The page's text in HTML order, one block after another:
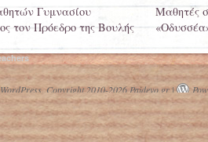
Γυμνασίου
τον Πρόεδρο της Βουλής
τα Εξάρχεια: Τα
δεν είναι μόνο
ιστορίες, είναι
Μαθητές
Copyright 2010-2026 Paidevo.gr |